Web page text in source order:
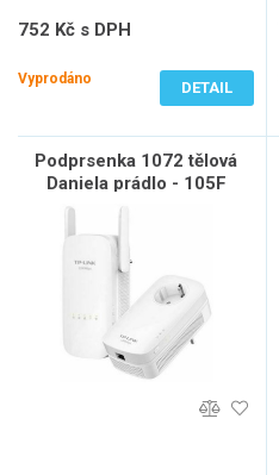
752 Kč s DPH
Vyprodáno
DETAIL
Podprsenka 1072 tělová
Daniela prádlo - 105F